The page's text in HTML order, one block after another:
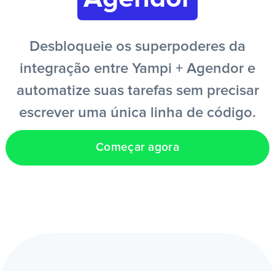
Desbloqueie os superpoderes da
integração entre Yampi + Agendor e
automatize suas tarefas sem precisar
escrever uma única linha de código.
Começar agora